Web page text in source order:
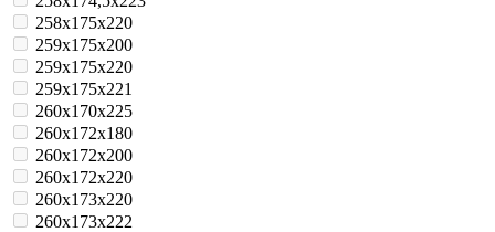
258x175x220
259x175x200
259x175x220
259x175x221
260x170x225
260x172x180
260x172x200
260x172x220
260x173x220
260x173x222